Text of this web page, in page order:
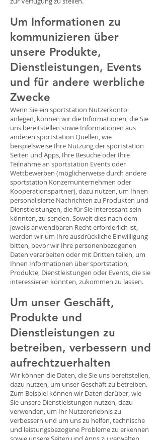
Um Informationen zu
kommunizieren über
unsere Produkte,
Dienstleistungen, Events
und für andere werbliche
Zwecke
Wenn Sie ein sportstation Nutzerkonto
anlegen, können wir die Informationen, die Sie
uns bereitstellen sowie Informationen aus
anderen sportstation Quellen, wie
beispielsweise Ihre Nutzung der sportstation
Seiten und Apps, Ihre Besuche oder Ihre
Teilnahme an sportstation Events oder
Wettbewerben (möglicherweise durch andere
sportstation Konzernunternehmen oder
Kooperationspartner), dazu nutzen, um Ihnen
personalisierte Nachrichten zu Produkten und
Dienstleistungen, die für Sie interessant sein
könnten, zu senden. Soweit dies nach dem
jeweils anwendbaren Recht erforderlich ist,
werden wir um Ihre ausdrückliche Einwilligung
bitten, bevor wir Ihre personenbezogenen
Daten verarbeiten oder mit Dritten teilen, um
Ihnen Informationen über sportstation,
Produkte, Dienstleistungen oder Events, die sie
interessieren könnten, zukommen zu lassen.
Um unser Geschäft,
Produkte und
Dienstleistungen zu
betreiben, verbessern und
aufrechtzuerhalten
Wir können die Daten, die Sie uns bereitstellen,
dazu nutzen, um unser Geschäft zu betreiben.
Zum Beispiel können wir Daten darüber, wie
Sie unsere Dienstleistungen nutzen, dazu
verwenden, um Ihr Nutzererlebnis zu
verbessern und um uns zu helfen, technische
und leistungsbezogene Probleme zu erkennen